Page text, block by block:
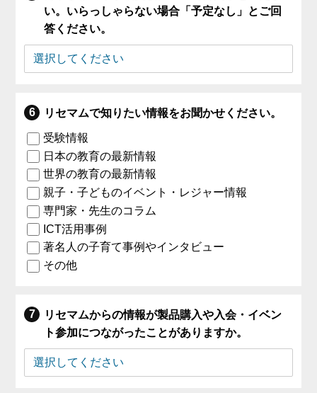
い。いらっしゃらない場合「予定なし」とご回
答ください。
リセマムで知りたい情報をお聞かせください。
受験情報
日本の教育の最新情報
世界の教育の最新情報
親子・子どものイベント・レジャー情報
専門家・先生のコラム
ICT活用事例
著名人の子育て事例やインタビュー
その他
リセマムからの情報が製品購入や入会・イベン
ト参加につながったことがありますか。